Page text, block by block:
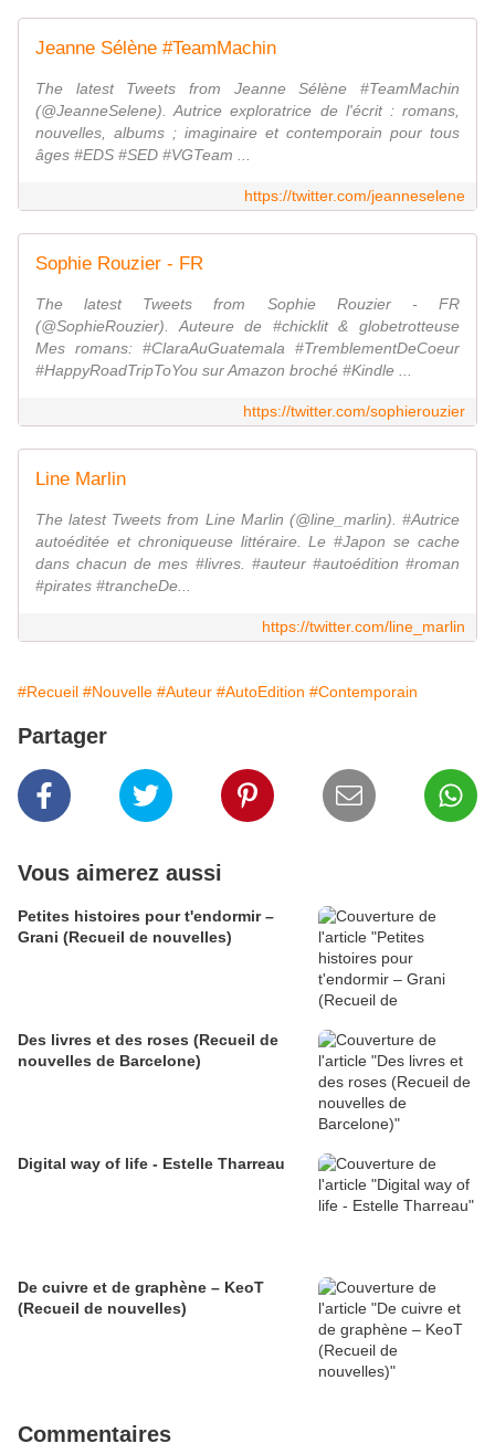
Jeanne Sélène #TeamMachin
The latest Tweets from Jeanne Sélène #TeamMachin
(@JeanneSelene). Autrice exploratrice de l'écrit : romans,
nouvelles, albums ; imaginaire et contemporain pour tous
âges #EDS #SED #VGTeam ...
https://twitter.com/jeanneselene
Sophie Rouzier - FR
The latest Tweets from Sophie Rouzier - FR
(@SophieRouzier). Auteure de #chicklit & globetrotteuse
Mes romans: #ClaraAuGuatemala #TremblementDeCoeur
#HappyRoadTripToYou sur Amazon broché #Kindle ...
https://twitter.com/sophierouzier
Line Marlin
The latest Tweets from Line Marlin (@line_marlin). #Autrice
autoéditée et chroniqueuse littéraire. Le #Japon se cache
dans chacun de mes #livres. #auteur #autoédition #roman
#pirates #trancheDe...
https://twitter.com/line_marlin
#Recueil #Nouvelle #Auteur #AutoEdition #Contemporain
Partager
Vous aimerez aussi
Petites histoires pour t'endormir –
Grani (Recueil de nouvelles)
Des livres et des roses (Recueil de
nouvelles de Barcelone)
Digital way of life - Estelle Tharreau
De cuivre et de graphène – KeoT
(Recueil de nouvelles)
Commentaires